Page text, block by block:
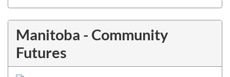
Manitoba - Community
Futures